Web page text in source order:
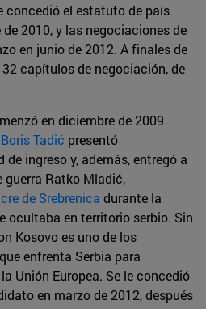
concedió el estatuto de país
2010, y las negociaciones de
en junio de 2012. A finales de
capítulos de negociación, de
en diciembre de 2009
Boris Tadić presentó
ingreso y, además, entregó a
Ratko Mladić,
de Srebrenica durante la
ocultaba en territorio serbio. Sin
Kosovo es uno de los
enfrenta Serbia para
Unión Europea. Se le concedió
en marzo de 2012, después